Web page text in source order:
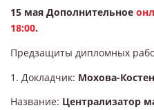
15 мая Дополнительное
18:00.
Предзащиты дипломных
1. Докладчик: Мохова-
Название: Централизатор